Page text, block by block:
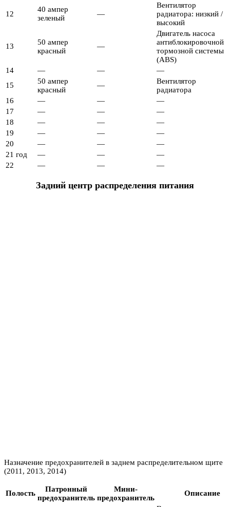
12
40 ампер
зеленый
—
Вентилятор
радиатора: низкий /
высокий
13
50 ампер
красный
—
Двигатель насоса
антиблокировочной
тормозной системы
(ABS)
14
— —
—
15
50 ампер
красный
—
Вентилятор
радиатора
16
— —
—
17
— —
—
18
— —
—
19
— —
—
20
— —
—
21 год
— —
—
22
— — —
Задний центр распределения питания
Назначение предохранителей в заднем распределительном щите
(2011, 2013, 2014)
Полость
Патронный
предохранитель
Мини-
предохранитель
Описание